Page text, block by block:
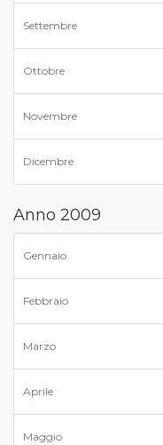
Settembre
Ottobre
Novembre
Dicembre
Anno 2009
Gennaio
Febbraio
Marzo
Aprile
Maggio